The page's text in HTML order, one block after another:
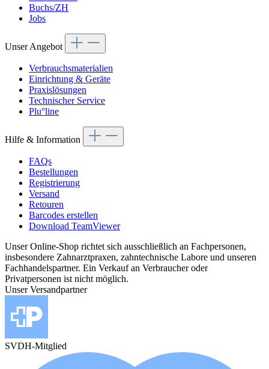
Buchs/ZH
Jobs
Unser Angebot
Verbrauchsmaterialien
Einrichtung & Geräte
Praxislösungen
Technischer Service
Plu°line
Hilfe & Information
FAQs
Bestellungen
Registrierung
Versand
Retouren
Barcodes erstellen
Download TeamViewer
Unser Online-Shop richtet sich ausschließlich an Fachpersonen,
insbesondere Zahnarztpraxen, zahntechnische Labore und unseren
Fachhandelspartner. Ein Verkauf an Verbraucher oder
Privatpersonen ist nicht möglich.
Unser Versandpartner
SVDH-Mitglied